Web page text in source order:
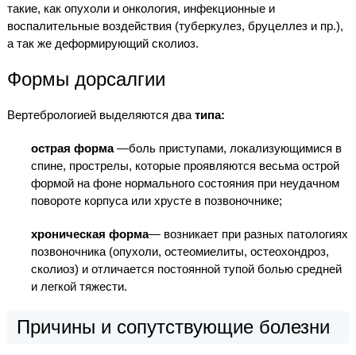
такие, как опухоли и онкология, инфекционные и
воспалительные воздействия (туберкулез, бруцеллез и пр.),
а так же деформирующий сколиоз.
Формы дорсалгии
Вертебрологией выделяются два типа:
острая форма—боль приступами, локализующимися в
спине, прострелы, которые проявляются весьма острой
формой на фоне нормального состояния при неудачном
повороте корпуса или хрусте в позвоночнике;
хроническая форма— возникает при разных патологиях
позвоночника (опухоли, остеомиелиты, остеохондроз,
сколиоз) и отличается постоянной тупой болью средней
и легкой тяжести.
Причины и сопутствующие болезни